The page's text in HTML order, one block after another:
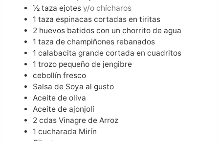
½ taza ejotes y/o chícharos
1 taza espinacas cortadas en tiritas
2 huevos batidos con un chorrito de agua
1 taza de champiñones rebanados
1 calabacita grande cortada en cuadritos
1 trozo pequeño de jengibre
cebollín fresco
Salsa de Soya al gusto
Aceite de oliva
Aceite de ajonjolí
2 cdas Vinagre de Arroz
1 cucharada Mirín